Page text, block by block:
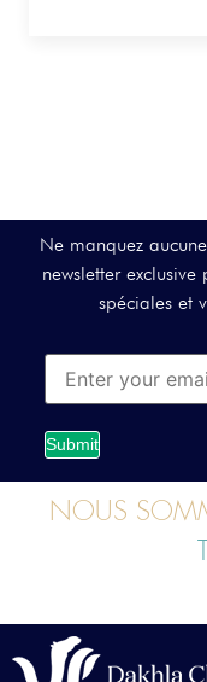
Ne manquez
newsletter
spéciales et
Submit
NOUS